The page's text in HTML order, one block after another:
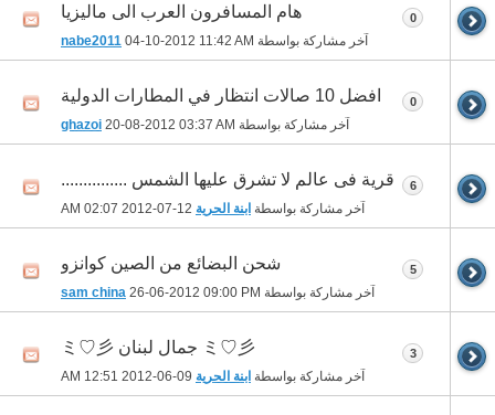
هام المسافرون العرب الى ماليزيا
آخر مشاركة بواسطة nabe2011 04-10-2012 11:42 AM
0
افضل 10 صالات انتظار في المطارات الدولية
آخر مشاركة بواسطة ghazoi 20-08-2012 03:37 AM
0
قرية فى عالم لا تشرق عليها الشمس ...............
آخر مشاركة بواسطة ابنة الحرية 02:07 AM
6
شحن البضائع من الصين كوانزو
آخر مشاركة بواسطة sam china 26-06-2012 09:00 PM
5
ミ♡彡 جمال لبنان ミ♡彡
آخر مشاركة بواسطة ابنة الحرية 12:51 AM
3